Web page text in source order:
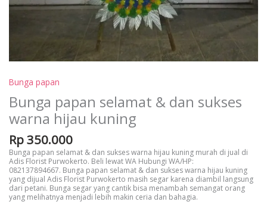
Bunga papan
Bunga papan selamat & dan sukses
warna hijau kuning
Rp350.000
Bunga papan selamat & dan sukses warna hijau kuning murah di jual di
Adis Florist Purwokerto. Beli lewat WA Hubungi WA/HP:
082137894667. Bunga papan selamat & dan sukses warna hijau kuning
yang dijual Adis Florist Purwokerto masih segar karena diambil langsung
dari petani. Bunga segar yang cantik bisa menambah semangat orang
yang melihatnya menjadi lebih makin ceria dan bahagia.